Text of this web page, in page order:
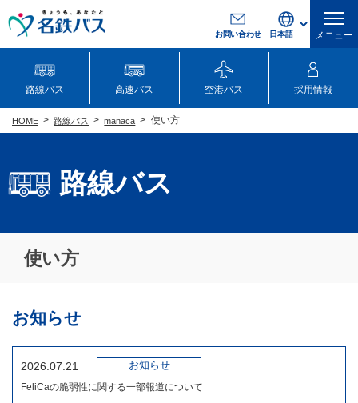
お問い合わせ メニュー
路線バス 高速バス 空港バス 採用情報
路線バス
HOME 路線バス manaca 使い方
使い方
お知らせ
2026.07.21 お知らせ
FeliCaの脆弱性に関する一部報道について